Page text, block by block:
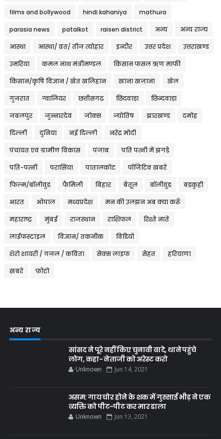
films and bollywood hindi kahaniya mathura
parasia news patalkot raisen district अन्य अन्य राज्य
आस्था आस्था/ व्रत/ तीज त्‍योहार इन्दौर उत्तर प्रदेश उत्तराखण्ड
उमरिया कमल नाथ मंत्रीमण्डल किसान फसल ऋण माफी
किसान/कृषि विज्ञान / खेत खलिहान खाना खज़ाना खेल
गुजरात ग्वालियर छत्तीसगढ़ छिंदवाड़ा छिन्दवाड़ा
जबलपुर जुन्नारदेव जोक्स ज्योतिष झारखण्ड दमोह
दिल्ली दुनिया नई दिल्ली नरेंद्र मोदी
पंचायत एवं ग्रामीण विकास पंजाब पति पत्नी में झगड़े
पति-पत्नी परासिया पातालकोट पॉजिटिव खबरें
फिल्म/बॉलीवुड फैमिली बिहार बेतूल बॉलीवुड बड़कुही
भारत भोपाल मध्यप्रदेश मन की उलझन अब क्या करूँ
महाराष्ट्र मुंबई राजस्थान राशिफल रिश्ते नाते
लाईफस्टाइल विज्ञान/ तकनीक विडियो
शेरो शायरी / ग़ज़ल / कविता सेक्स लाइफ सेहत हरियाणा
ख़बरें फ़ोटो
अन्य राज्य
सांसद ने पूरे नहीं किए चुनावी वादे, थाने पहुंचे
लोग, कहा- नेताजी को अरेस्ट करो
Unknown Jun 14, 2021
असम: गाय चोर होने के शक में गुस्साई भीड़ ने एक
व्यक्ति को पीट-पीट कर मार डाला
Unknown Jun 13, 2021